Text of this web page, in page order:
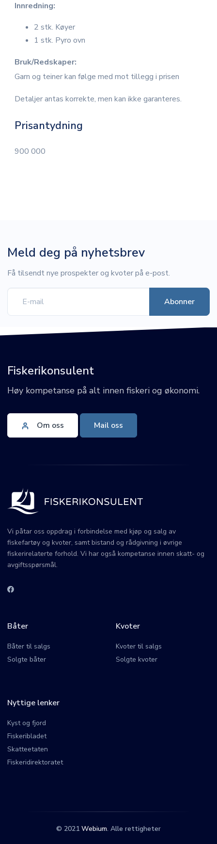
Innredning:
2 stk. Køyer
1 stk. Pyro ovn
Bruk/Redskaper:
Garn og teiner kan følge med mot tillegg i prisen
Detaljer antas korrekte, men kan ikke garanteres.
Prisantydning
900 000
Meld deg på nyhetsbrev
Få tilsendt nye prospekter og kvoter på e-post.
Fiskerikonsulent
Høy kompetanse på alt innen fiskeri og økonomi.
Om oss Mail oss
Vi påtar oss oppdrag i forbindelse med kjøp og salg av
fiskefartøy og kvoter, samt bistand og rådgivning i øvrige
fiskerirelaterte forhold. Vi har også kompetanse innen skatt- og
avgiftsspørsmål.
Båter
Båter til salgs
Solgte båter
Kvoter
Kvoter til salgs
Solgte kvoter
Nyttige lenker
Kyst og fjord
Fiskeribladet
Skatteetaten
Fiskeridirektoratet
© 2021 Webium. Alle rettigheter